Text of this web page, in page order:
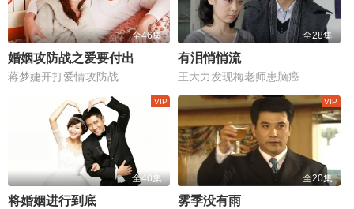
全46集
婚姻攻防战之爱要付出
蒋梦婕开打爱情攻防战
全28集
有泪悄悄流
王大力发现梅老师患脑癌
全40集
将婚姻进行到底
全20集
雾季没有雨